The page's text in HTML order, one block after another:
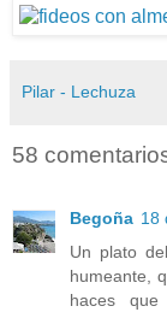
Pilar - Lechuza
58
Begoña 18
Un plato
humeante,
haces